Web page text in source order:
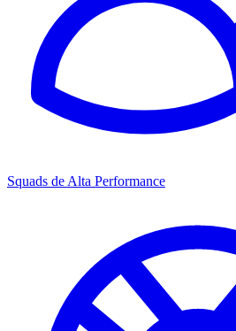
Squads de Alta Performance